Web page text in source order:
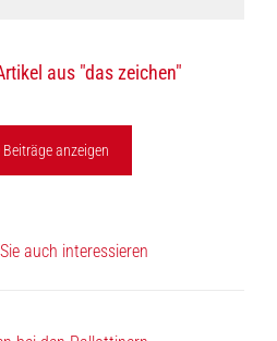
aus "das zeichen"
Beiträge anzeigen
auch interessieren